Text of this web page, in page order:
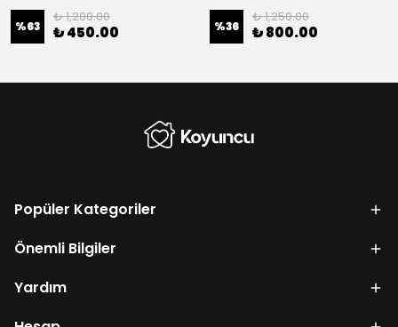
%63
₺ 1,200.00
₺ 450.00 %36
₺ 1,250.00
₺ 800.00
Popüler Kategoriler
Önemli Bilgiler
Yardım